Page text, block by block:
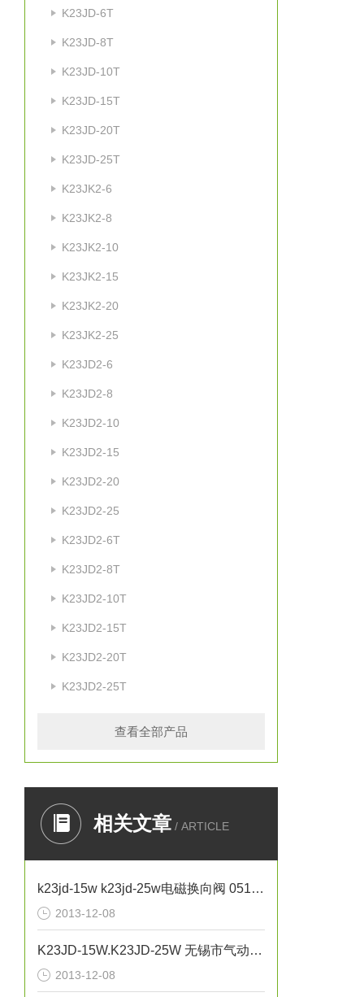
K23JD-6T
K23JD-8T
K23JD-10T
K23JD-15T
K23JD-20T
K23JD-25T
K23JK2-6
K23JK2-8
K23JK2-10
K23JK2-15
K23JK2-20
K23JK2-25
K23JD2-6
K23JD2-8
K23JD2-10
K23JD2-15
K23JD2-20
K23JD2-25
K23JD2-6T
K23JD2-8T
K23JD2-10T
K23JD2-15T
K23JD2-20T
K23JD2-25T
查看全部产品
相关文章 / ARTICLE
k23jd-15w k23jd-25w电磁换向阀 0510-85745374
2013-12-08
K23JD-15W.K23JD-25W 无锡市气动元件总厂0510-85748374
2013-12-08